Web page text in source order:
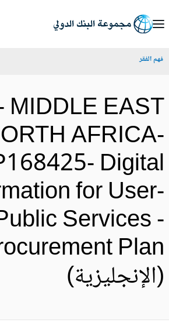
الفقر
MIDDLE
P168425-
for
Services